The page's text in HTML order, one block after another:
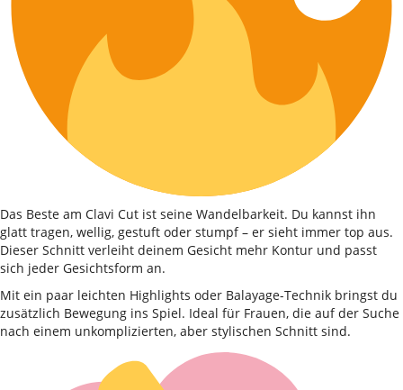
Das Beste am Clavi Cut ist seine Wandelbarkeit. Du kannst ihn
glatt tragen, wellig, gestuft oder stumpf – er sieht immer top aus.
Dieser Schnitt verleiht deinem Gesicht mehr Kontur und passt
sich jeder Gesichtsform an.
Mit ein paar leichten Highlights oder Balayage-Technik bringst du
zusätzlich Bewegung ins Spiel. Ideal für Frauen, die auf der Suche
nach einem unkomplizierten, aber stylischen Schnitt sind.